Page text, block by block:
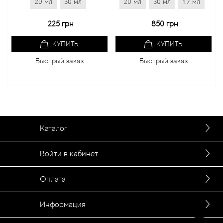
225 грн
КУПИТЬ
Быстрый заказ
850 грн
КУПИТЬ
Быстрый заказ
Каталог
Войти в кабинет
Оплата
Информация